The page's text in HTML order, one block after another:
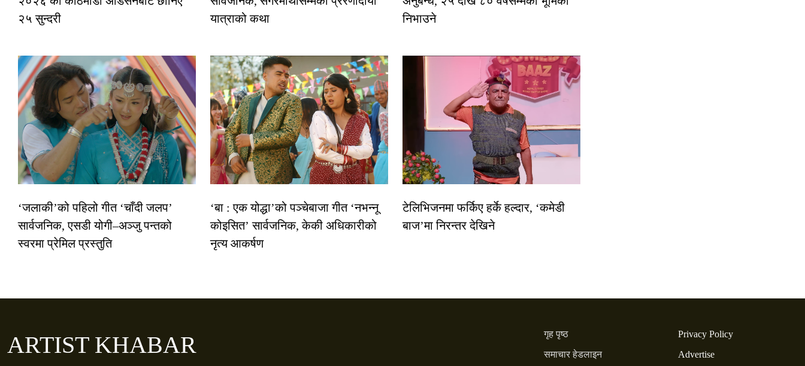
२५ सुन्दरी
यात्राको कथा
निभाउने
‘जलाकी’को पहिलो गीत ‘चाँदी जलप’
सार्वजनिक, एसडी योगी–अञ्जु पन्तको
स्वरमा प्रेमिल प्रस्तुति
‘बा : एक योद्धा’को पञ्चेबाजा गीत ‘नभन्नू
कोइसित’ सार्वजनिक, केकी अधिकारीको
नृत्य आकर्षण
टेलिभिजनमा फर्किए हर्के हल्दार, ‘कमेडी
बाज’मा निरन्तर देखिने
ARTIST KHABAR
गृह पृष्ठ
समाचार हेडलाइन
Privacy Policy
Advertise